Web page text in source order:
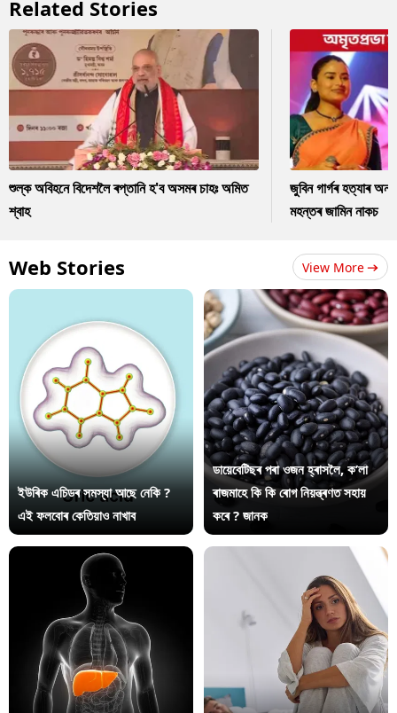
Related Stories
শুল্ক অবিহনে বিদেশলৈ ৰপ্তানি হ'ব অসমৰ চাহঃ অমিত
শ্বাহ
জুবিন গাৰ্গৰ হত্যাৰ
মহন্তৰ জামিন নাকচ
Web Stories View More
ইউৰিক এচিডৰ সমস্যা আছে নেকি ?
এই ফলবোৰ কেতিয়াও নাখাব
ডায়েবেটিছৰ পৰা ওজন হ্ৰাসলৈ, ক’লা
ৰাজমাহে কি কি ৰোগ নিয়ন্ত্ৰণত সহায়
কৰে ? জানক